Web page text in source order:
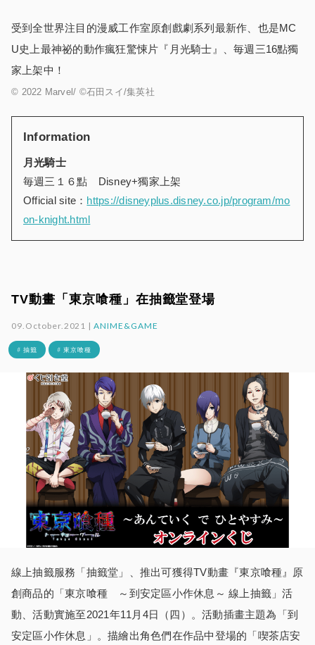
受到全世界注目的漫威工作室原創戲劇系列最新作、也是MC
U史上最神祕的動作瘋狂驚悚片『月光騎士』、毎週三16點獨
家上架中！
© 2022 Marvel/ ©石田スイ/集英社
Information
月光騎士
毎週三１６點 Disney+獨家上架
Official site： https://disneyplus.disney.co.jp/program/mo
on-knight.html
TV動畫「東京喰種」在抽籤堂登場
09.October.2021 |ANIME&GAME
# 抽籤 # 東京喰種
線上抽籤服務「抽籤堂」、推出可獲得TV動畫『東京喰種』原
創商品的「東京喰種 ～到安定區小作休息～ 線上抽籤」活
動、活動實施至2021年11月4日（四）。活動插畫主題為「到
安定區小作休息」。描繪出角色們在作品中登場的「喫茶店安